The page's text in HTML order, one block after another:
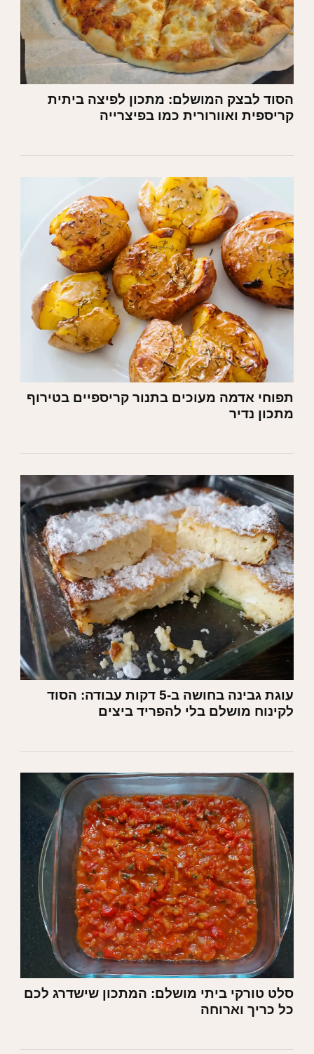
הסוד לבצק המושלם: מתכון לפיצה ביתית
קריספית ואוורורית כמו בפיצרייה
תפוחי אדמה מעוכים בתנור קריספיים בטירוף
מתכון נדיר
עוגת גבינה בחושה ב-5 דקות עבודה: הסוד
לקינוח מושלם בלי להפריד ביצים
סלט טורקי ביתי מושלם: המתכון שישדרג לכם
כל כריך וארוחה